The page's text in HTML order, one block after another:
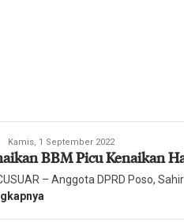
Redaksi
Harian
Mercusuar
Kamis, 1 September 2022
BBM Picu Kenaikan
– Anggota DPRD Poso,